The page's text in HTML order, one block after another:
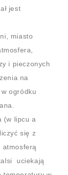
jest
miasto
i pieczonych
na
ogródku
(w lipcu a
się z
atmosferą
uciekają